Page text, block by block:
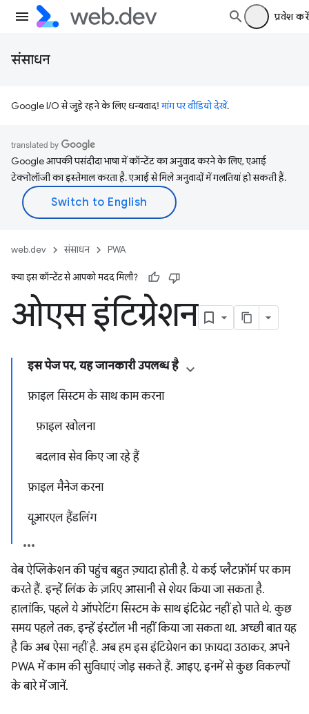
प्रवेश करें
संसाधन
Google I/O से जुड़े रहने के लिए धन्यवाद!मांग पर वीडियो देखें.
Google आपकी पसंदीदा भाषा में कॉन्टेंट का अनुवाद करने के लिए, एआई
टेक्नोलॉजी का इस्तेमाल करता है. एआई से मिले अनुवादों में गलतियां हो सकती हैं.
web.dev संसाधन PWA
क्या इस कॉन्टेंट से आपको मदद मिली?
ओएस इंटिग्रेशन
इस पेज पर, यह जानकारी उपलब्ध है
फ़ाइल सिस्टम के साथ काम करना
फ़ाइल खोलना
बदलाव सेव किए जा रहे हैं
फ़ाइल मैनेज करना
यूआरएल हैंडलिंग
वेब ऐप्लिकेशन की पहुंच बहुत ज़्यादा होती है. ये कई प्लैटफ़ॉर्म पर काम
करते हैं. इन्हें लिंक के ज़रिए आसानी से शेयर किया जा सकता है.
हालांकि, पहले ये ऑपरेटिंग सिस्टम के साथ इंटिग्रेट नहीं हो पाते थे. कुछ
समय पहले तक, इन्हें इंस्टॉल भी नहीं किया जा सकता था. अच्छी बात यह
है कि अब ऐसा नहीं है. अब हम इस इंटिग्रेशन का फ़ायदा उठाकर, अपने
PWA में काम की सुविधाएं जोड़ सकते हैं. आइए, इनमें से कुछ विकल्पों
के बारे में जानें.